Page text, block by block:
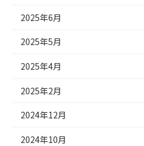
2025年6月
2025年5月
2025年4月
2025年2月
2024年12月
2024年10月